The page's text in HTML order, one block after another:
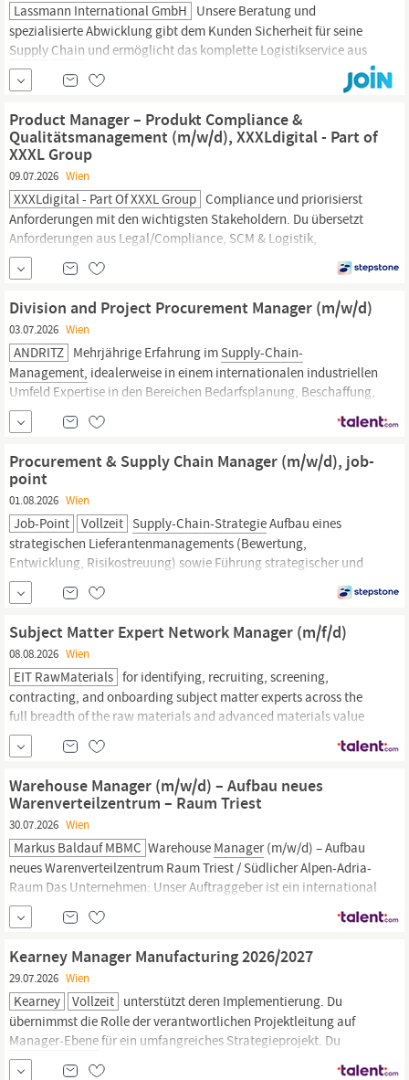
Lassmann International GmbH Unsere Beratung und
spezialisierte Abwicklung gibt dem Kunden Sicherheit für seine
Supply Chain und ermöglicht das komplette Logistikservice aus
einer Hand. Aufgaben An unserem Standort in
übernehmen
Sie gemeinsam mit unserem engagierten Team die professionelle
Product Manager – Produkt Compliance &
Qualitätsmanagement (m/w/d), XXXLdigital - Part of
XXXL Group
09.07.2026 Wien
XXXLdigital - Part Of XXXL Group Compliance und priorisierst
Anforderungen mit den wichtigsten Stakeholdern. Du übersetzt
Anforderungen aus Legal/Compliance, SCM & Logistik,
Qualitätssicherung und Einkauf in klare, umsetzbare User Stories.
Du entwickelst unsere Product-Compliance-Lösungen weiter und
integrierst sie sinnvoll in bestehende Systeme und Prozesse
entlang derSupply Chain.
Division and Project Procurement Manager (m/w/d)
03.07.2026 Wien
ANDRITZ Mehrjährige Erfahrung im Supply-Chain-
Management, idealerweise in einem internationalen industriellen
Umfeld Expertise in den Bereichen Bedarfsplanung, Beschaffung,
Logistik und Lieferantenmanagement Strategisches Denken und
die Fähigkeit, die Lieferkette auf die Unternehmensziele
Procurement & Supply Chain Manager (m/w/d), job-
point
01.08.2026 Wien
Job-Point Vollzeit Supply-Chain-StrategieAufbau eines
strategischen Lieferantenmanagements (Bewertung,
Entwicklung, Risikostreuung) sowie Führung strategischer und
operativer Lieferantenverhandlungen (Preise, Konditionen,
Rahmenverträge, Zahlungsziele) Sicherstellung hoher
Warenverfügbarkeit und Lieferfähigkeit gegenüber Produktion
und Kunden Aktive Steuerung von
Subject Matter Expert Network Manager (m/f/d)
08.08.2026 Wien
EIT RawMaterials for identifying, recruiting, screening,
contracting, and onboarding subject matter experts across the
full breadth of the raw materials and advanced materials value
chains,
and for designing and running the operational processes
that make this possible at scale within EU procurement and
Warehouse Manager (m/w/d) – Aufbau neues
Warenverteilzentrum – Raum Triest
30.07.2026 Wien
Markus Baldauf MBMC Warehouse Manager(m/w/d) – Aufbau
neues Warenverteilzentrum Raum Triest / Südlicher Alpen-Adria-
Raum Das Unternehmen: Unser Auftraggeber ist ein international
erfolgreiches Handelsunternehmen mit starkem Wachstumskurs
und klaren logistischen Anforderungen. Im Zuge des weiteren
Kearney Manager Manufacturing 2026/2027
29.07.2026 Wien
Kearney Vollzeit unterstützt deren Implementierung. Du
übernimmst die Rolle der verantwortlichen Projektleitung auf
Manager-Ebenefür ein umfangreiches Strategieprojekt. Du
beteiligst Dich aktiv an der Weiterentwicklung unserer Operations